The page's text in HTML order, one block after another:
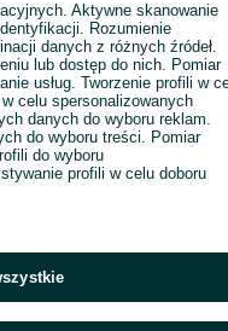
Aktywne skanowanie
Rozumienie
danych z różnych źródeł.
lub dostęp do nich. Pomiar
usług. Tworzenie profili w
celu spersonalizowanych
danych do wyboru reklam.
do wyboru treści. Pomiar
do wyboru
profili w celu doboru